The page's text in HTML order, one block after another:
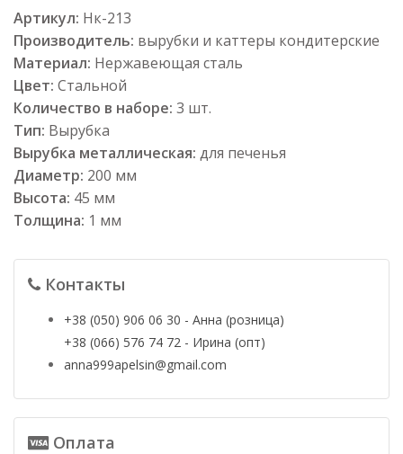
Артикул: Нк-213
Производитель: вырубки и каттеры кондитерские
Материал: Нержавеющая сталь
Цвет: Стальной
Количество в наборе: 3 шт.
Тип: Вырубка
Вырубка металлическая: для печенья
Диаметр: 200 мм
Высота: 45 мм
Толщина: 1 мм
Контакты
+38 (050) 906 06 30 - Анна (розница)
+38 (066) 576 74 72 - Ирина (опт)
anna999apelsin@gmail.com
Оплата